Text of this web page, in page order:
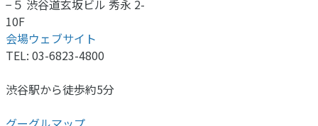
−５ 渋谷道玄坂ビル 秀永 2-
10F
会場ウェブサイト
TEL: 03-6823-4800
渋谷駅から徒歩約5分